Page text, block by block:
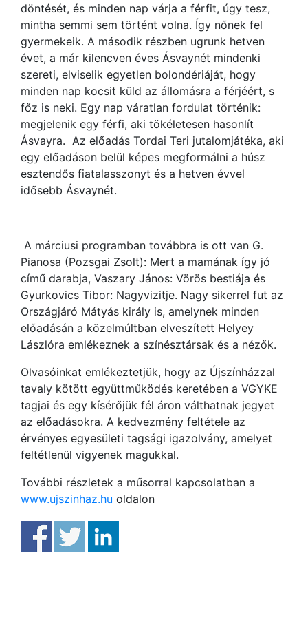
döntését, és minden nap várja a férfit, úgy tesz,
mintha semmi sem történt volna. Így nőnek fel
gyermekeik. A második részben ugrunk hetven
évet, a már kilencven éves Ásvaynét mindenki
szereti, elviselik egyetlen bolondériáját, hogy
minden nap kocsit küld az állomásra a férjéért, s
főz is neki. Egy nap váratlan fordulat történik:
megjelenik egy férfi, aki tökéletesen hasonlít
Ásvayra. Az előadás Tordai Teri jutalomjátéka, aki
egy előadáson belül képes megformálni a húsz
esztendős fiatalasszonyt és a hetven évvel
idősebb Ásvaynét.
A márciusi programban továbbra is ott van G.
Pianosa (Pozsgai Zsolt): Mert a mamának így jó
című darabja, Vaszary János: Vörös bestiája és
Gyurkovics Tibor: Nagyvizitje. Nagy sikerrel fut az
Országjáró Mátyás király is, amelynek minden
előadásán a közelmúltban elveszített Helyey
Lászlóra emlékeznek a színésztársak és a nézők.
Olvasóinkat emlékeztetjük, hogy az Újszínházzal
tavaly kötött együttműködés keretében a VGYKE
tagjai és egy kísérőjük fél áron válthatnak jegyet
az előadásokra. A kedvezmény feltétele az
érvényes egyesületi tagsági igazolvány, amelyet
feltétlenül vigyenek magukkal.
További részletek a műsorral kapcsolatban a
www.ujszinhaz.hu oldalon